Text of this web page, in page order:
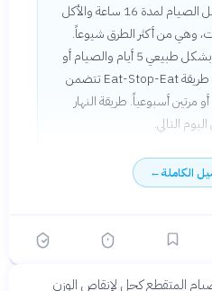
حياة مختلفة. طريقة 16/8 تشمل الصيام لمدة 16 ساعة والأكل
زمنية مدتها 8 ساعات، وهي من أكثر الطرق شيوعاً.
نظام 5:2 يقضي بتناول الطعام بشكل طبيعي 5 أيام والصيام أو
تناول سعرات قليلة جداً يومين. طريقة Eat-Stop-Eat تتضمن
24 ساعة مرة أو مرتين أسبوعياً. طريقة النهار
التالي.
الكاملة←
قبل 3 أشهر
بالنمط الغذائي التقليدي؟
المتقطع كحل لإنقاص الوزن